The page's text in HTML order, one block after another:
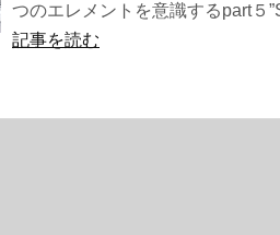
つのエレメントを意識するpart５
記事を読む